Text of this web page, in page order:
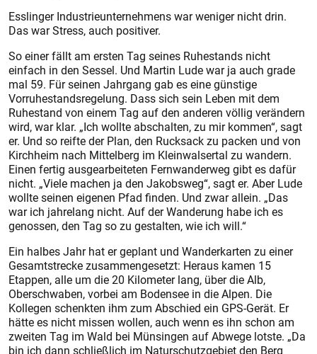
Esslinger Indus­trieunternehmens war weniger nicht drin.
Das war Stress, auch positiver.
So einer fällt am ersten Tag seines Ruhestands nicht
einfach in den Sessel. Und Martin Lude war ja auch grade
mal 59. Für seinen Jahrgang gab es eine günstige
Vorruhestandsregelung. Dass sich sein Leben mit dem
Ruhestand von einem Tag auf den anderen völlig verändern
wird, war klar. „Ich wollte abschalten, zu mir kommen“, sagt
er. Und so reifte der Plan, den Rucksack zu packen und von
Kirchheim nach Mittelberg im Kleinwalsertal zu wandern.
Einen fertig ausgearbeiteten Fernwanderweg gibt es dafür
nicht. „Viele machen ja den Jakobsweg“, sagt er. Aber Lude
wollte seinen eigenen Pfad finden. Und zwar allein. „Das
war ich jahrelang nicht. Auf der Wanderung habe ich es
genossen, den Tag so zu gestalten, wie ich will.“
Ein halbes Jahr hat er geplant und Wanderkarten zu einer
Gesamtstrecke zusammengesetzt: Heraus kamen 15
Etappen, alle um die 20 Kilometer lang, über die Alb,
Oberschwaben, vorbei am Bodensee in die Alpen. Die
Kollegen schenkten ihm zum Abschied ein GPS-Gerät. Er
hätte es nicht missen wollen, auch wenn es ihn schon am
zweiten Tag im Wald bei Münsingen auf Abwege lotste. „Da
bin ich dann schließlich im Naturschutzgebiet den Berg